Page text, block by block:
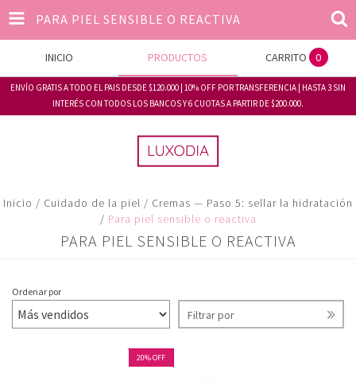
PARA PIEL SENSIBLE O REACTIVA
INICIO PRODUCTOS CARRITO 0
ENVÍO GRATIS A TODO EL PAIS DESDE $120.000 | 10% OFF POR TRANSFERENCIA | HASTA 3 SIN
INTERÉS CON TODOS LOS BANCOS Y 6 CUOTAS A PARTIR DE $200.000.
Inicio / Cuidado de la piel / Cremas — Paso 5: sellar la hidratación
/ Para piel sensible o reactiva
PARA PIEL SENSIBLE O REACTIVA
Ordenar por
Filtrar por
20%OFF